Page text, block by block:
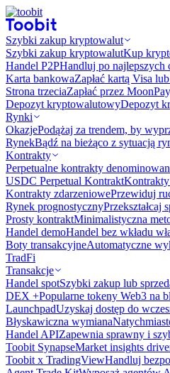
Szybki zakup kryptowalut
Szybki zakup kryptowalutKup
Handel P2PHandluj po najlepszych
Karta bankowaZapłać kartą Visa
Strona trzeciaZapłać przez
Depozyt kryptowalutowyDepozyt
Rynki
OkazjePodążaj za trendem, by
RynekBądź na bieżąco z sytuacją
Kontrakty
Perpetualne kontrakty
USDC Perpetual Kontrakt
Kontrakty zdarzeniowePrzewiduj
Rynek prognostyczny​​Przekształcaj
Prosty kontraktMinimalistyczna
Handel demoHandel bez wkładu
Boty transakcyjneAutomatyczne
TradFi
Transakcje
Handel spotSzybki zakup lub
DEX +Popularne tokeny Web3 na
LaunchpadUzyskaj dostęp do
Błyskawiczna wymiana
Handel APIZapewnia sprawny i
Toobit SynapseMarket insights
Toobit x TradingViewHandluj